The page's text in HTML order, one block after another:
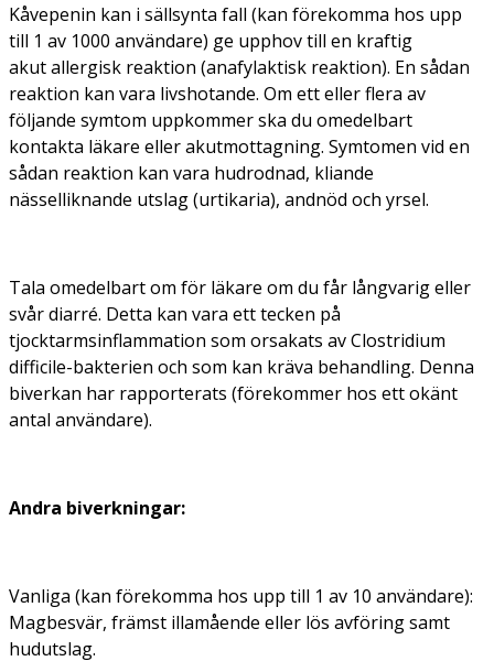
Kåvepenin kan i sällsynta fall (kan förekomma hos upp
till 1 av 1000 användare) ge upphov till en kraftig
akut allergisk reaktion (anafylaktisk reaktion). En sådan
reaktion kan vara livshotande. Om ett eller flera av
följande symtom uppkommer ska du omedelbart
kontakta läkare eller akutmottagning. Symtomen vid en
sådan reaktion kan vara hudrodnad, kliande
nässelliknande utslag (urtikaria), andnöd och yrsel.
Tala omedelbart om för läkare om du får långvarig eller
svår diarré. Detta kan vara ett tecken på
tjocktarmsinflammation som orsakats avClostridium
difficile-bakterien och som kan kräva behandling. Denna
biverkan har rapporterats (förekommer hos ett okänt
antal användare).
Andra biverkningar:
Vanliga (kan förekomma hos upp till 1 av 10 användare):
Magbesvär, främst illamående eller lös avföring samt
hudutslag.